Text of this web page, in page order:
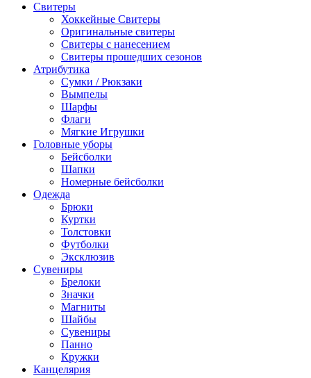
Свитеры
Хоккейные Свитеры
Оригинальные свитеры
Свитеры с нанесением
Свитеры прошедших сезонов
Атрибутика
Сумки / Рюкзаки
Вымпелы
Шарфы
Флаги
Мягкие Игрушки
Головные уборы
Бейсболки
Шапки
Номерные бейсболки
Одежда
Брюки
Куртки
Толстовки
Футболки
Эксклюзив
Сувениры
Брелоки
Значки
Магниты
Шайбы
Сувениры
Панно
Кружки
Канцелярия